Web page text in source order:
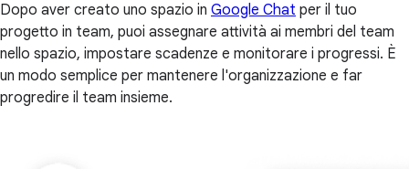
Dopo aver creato uno spazio in Google Chat per il tuo
progetto in team, puoi assegnare attività ai membri del team
nello spazio, impostare scadenze e monitorare i progressi. È
un modo semplice per mantenere l'organizzazione e far
progredire il team insieme.